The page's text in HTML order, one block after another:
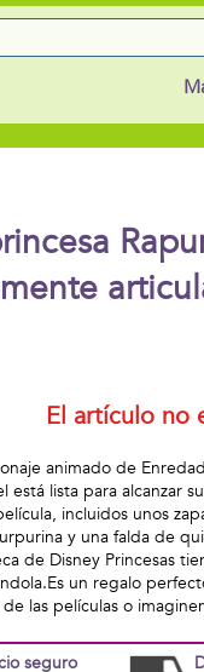
El artículo no
animado de
está lista para alcanzar
incluidos unos
y una falda de
de Disney Princesas
un regalo
las películas o
seguro